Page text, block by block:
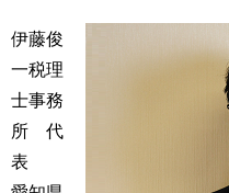
伊藤俊
一税理
士事務
所 代
表